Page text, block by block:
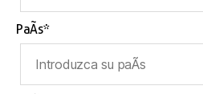
PaÃ­s*